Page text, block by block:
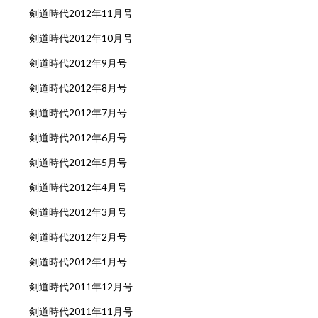
剣道時代2012年11月号
剣道時代2012年10月号
剣道時代2012年9月号
剣道時代2012年8月号
剣道時代2012年7月号
剣道時代2012年6月号
剣道時代2012年5月号
剣道時代2012年4月号
剣道時代2012年3月号
剣道時代2012年2月号
剣道時代2012年1月号
剣道時代2011年12月号
剣道時代2011年11月号